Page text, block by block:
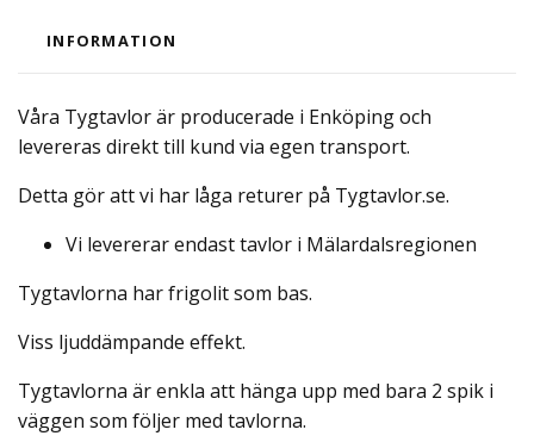
INFORMATION
Våra Tygtavlor är producerade i Enköping och
levereras direkt till kund via egen transport.
Detta gör att vi har låga returer på Tygtavlor.se.
Vi levererar endast tavlor i Mälardalsregionen
Tygtavlorna har frigolit som bas.
Viss ljuddämpande effekt.
Tygtavlorna är enkla att hänga upp med bara 2 spik i
väggen som följer med tavlorna.